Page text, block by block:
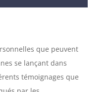
que peuvent
se lançant dans
témoignages que